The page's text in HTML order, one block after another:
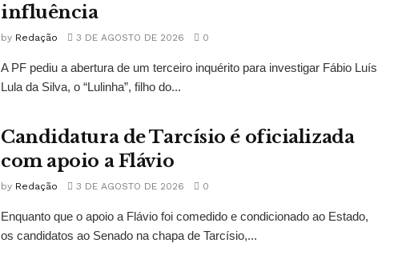
influência
by Redação 3 DE AGOSTO DE 2026 0
A PF pediu a abertura de um terceiro inquérito para investigar Fábio Luís
Lula da Silva, o “Lulinha”, filho do...
Candidatura de Tarcísio é oficializada
com apoio a Flávio
by Redação 3 DE AGOSTO DE 2026 0
Enquanto que o apoio a Flávio foi comedido e condicionado ao Estado,
os candidatos ao Senado na chapa de Tarcísio,...